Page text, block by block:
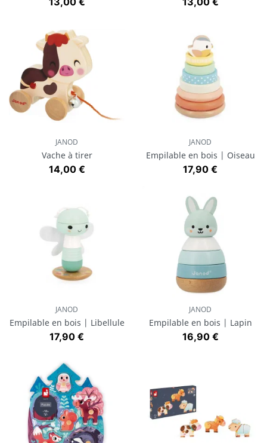
JANOD
Vache à tirer
Prix
14,00 €
JANOD
Empilable en bois | Oiseau
Prix
17,90 €
JANOD
Empilable en bois | Libellule
Prix
17,90 €
JANOD
Empilable en bois | Lapin
Prix
16,90 €